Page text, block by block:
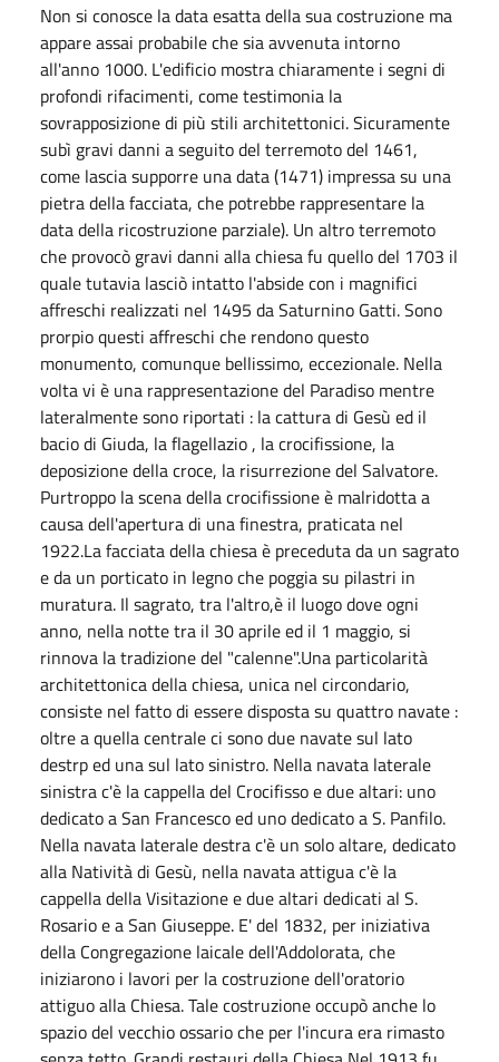
Non si conosce la data esatta della sua costruzione ma
appare assai probabile che sia avvenuta intorno
all'anno 1000. L'edificio mostra chiaramente i segni di
profondi rifacimenti, come testimonia la
sovrapposizione di più stili architettonici. Sicuramente
subì gravi danni a seguito del terremoto del 1461,
come lascia supporre una data (1471) impressa su una
pietra della facciata, che potrebbe rappresentare la
data della ricostruzione parziale). Un altro terremoto
che provocò gravi danni alla chiesa fu quello del 1703 il
quale tutavia lasciò intatto l'abside con i magnifici
affreschi realizzati nel 1495 da Saturnino Gatti. Sono
prorpio questi affreschi che rendono questo
monumento, comunque bellissimo, eccezionale. Nella
volta vi è una rappresentazione del Paradiso mentre
lateralmente sono riportati : la cattura di Gesù ed il
bacio di Giuda, la flagellazio , la crocifissione, la
deposizione della croce, la risurrezione del Salvatore.
Purtroppo la scena della crocifissione è malridotta a
causa dell'apertura di una finestra, praticata nel
1922.La facciata della chiesa è preceduta da un sagrato
e da un porticato in legno che poggia su pilastri in
muratura. Il sagrato, tra l'altro,è il luogo dove ogni
anno, nella notte tra il 30 aprile ed il 1 maggio, si
rinnova la tradizione del "calenne".Una particolarità
architettonica della chiesa, unica nel circondario,
consiste nel fatto di essere disposta su quattro navate :
oltre a quella centrale ci sono due navate sul lato
destrp ed una sul lato sinistro. Nella navata laterale
sinistra c'è la cappella del Crocifisso e due altari: uno
dedicato a San Francesco ed uno dedicato a S. Panfilo.
Nella navata laterale destra c'è un solo altare, dedicato
alla Natività di Gesù, nella navata attigua c'è la
cappella della Visitazione e due altari dedicati al S.
Rosario e a San Giuseppe. E' del 1832, per iniziativa
della Congregazione laicale dell'Addolorata, che
iniziarono i lavori per la costruzione dell'oratorio
attiguo alla Chiesa. Tale costruzione occupò anche lo
spazio del vecchio ossario che per l'incura era rimasto